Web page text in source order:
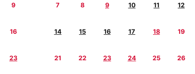
9
16
23
7 8 9 10 11 12
14 15 16 17 18 19
21 22 23 24 25 26